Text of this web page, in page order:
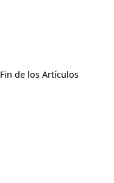
Fin de los Artículos